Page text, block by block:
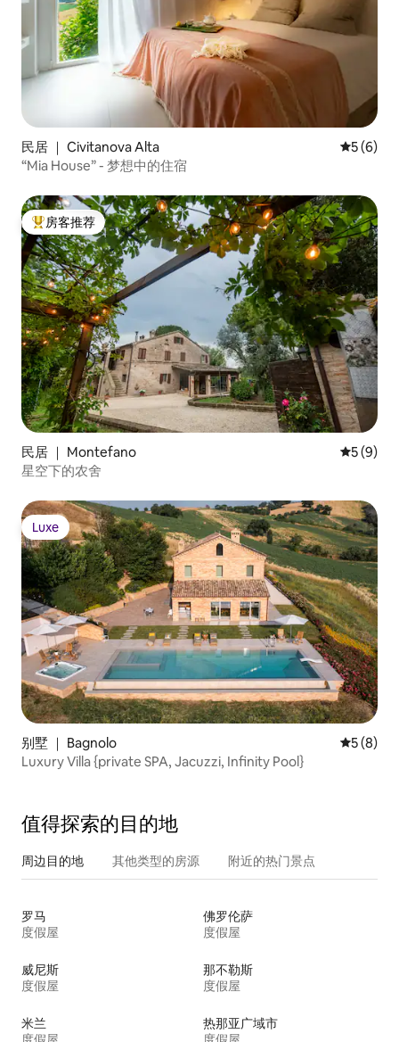
民居 ｜ Civitanova Alta 平均评分
5 (6)
“Mia House” - 梦想中的住宿
热门「房客推荐」
房客推荐
民居 ｜ Montefano 平均评分
5 (9)
星空下的农舍
Luxe
Luxe
别墅 ｜ Bagnolo 平均评分
5 (8)
Luxury Villa {private SPA, Jacuzzi, Infinity Pool}
值得探索的目的地
周边目的地 其他类型的房源 附近的热门景点
罗马
度假屋
佛罗伦萨
度假屋
威尼斯
度假屋
那不勒斯
度假屋
米兰
热那亚广域市